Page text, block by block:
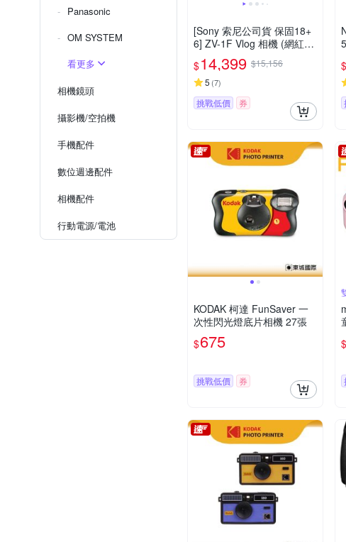
Panasonic
OM SYSTEM
看更多
相機鏡頭
攝影機/空拍機
手機配件
數位週邊配件
相機配件
行動電源/電池
[Sony 索尼公司貨 保固18+
6] ZV-1F Vlog 相機 (網紅新
手/生活隨拍)
$14,399 $15,156
5 (7)
挑戰低價 券
$
KODAK 柯達 FunSaver 一
次性閃光燈底片相機 27張
$675
挑戰低價 券
$